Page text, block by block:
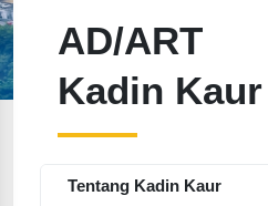
AD/ART
Kadin Kaur
Tentang Kadin Kaur